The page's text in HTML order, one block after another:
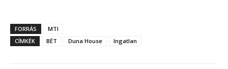
FORRÁS
MTI
CÍMKÉK
BÉT Duna House Ingatlan